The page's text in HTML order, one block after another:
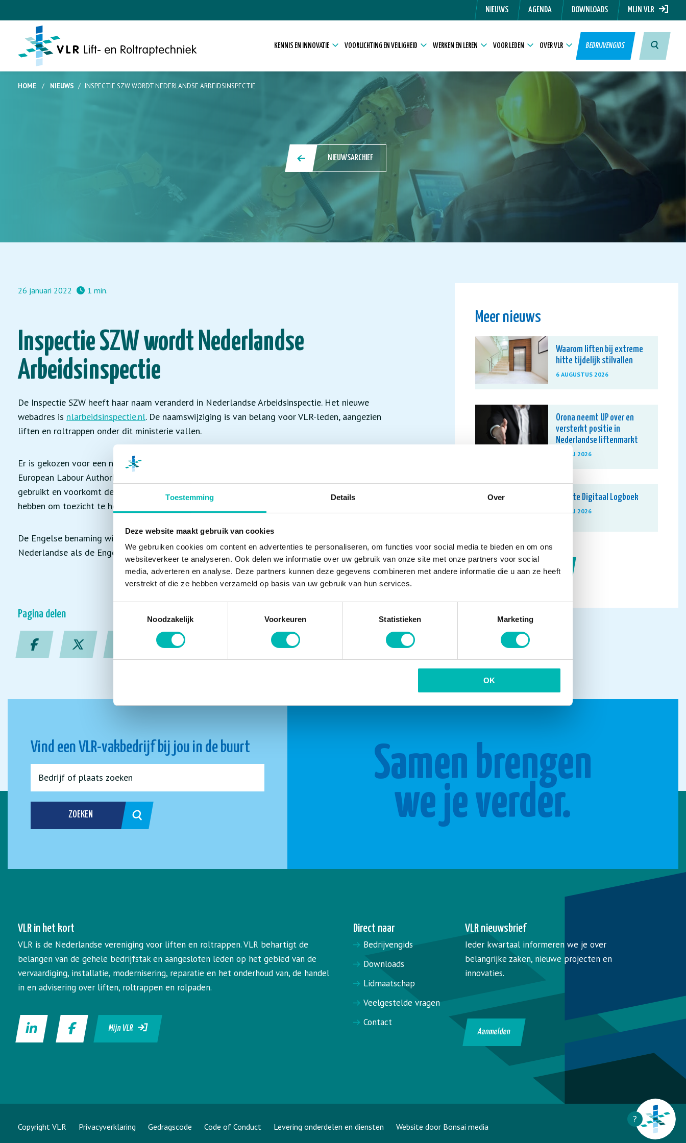
Toestemming Details Over
Deze website maakt gebruik van cookies
We gebruiken cookies om content en advertenties te personaliseren, om functies voor social media te bieden en om ons
websiteverkeer te analyseren. Ook delen we informatie over uw gebruik van onze site met onze partners voor social
media, adverteren en analyse. Deze partners kunnen deze gegevens combineren met andere informatie die u aan ze heeft
verstrekt of die ze hebben verzameld op basis van uw gebruik van hun services.
Noodzakelijk
Voorkeuren Statistieken Marketing
OK
NIEUWS AGENDA DOWNLOADS MIJN VLR
KENNIS EN INNOVATIE VOORLICHTING EN VEILIGHEID WERKEN EN LEREN VOOR LEDEN OVER VLR BEDRIJVENGIDS
HOME / NIEUWS / INSPECTIE SZW WORDT NEDERLANDSE ARBEIDSINSPECTIE
NIEUWSARCHIEF
26 januari 2022 1 min.
Inspectie SZW wordt Nederlandse
Arbeidsinspectie
De Inspectie SZW heeft haar naam veranderd in Nederlandse Arbeidsinspectie. Het nieuwe
webadres is nlarbeidsinspectie.nl. De naamswijziging is van belang voor VLR-leden, aangezien
liften en roltrappen onder dit ministerie vallen.
Er is gekozen voor een naamswijziging door de komst van de Europese arbeidsautoriteit
European Labour Authority. Daarnaast wordt de naam Arbeidsinspectie in de praktijk veel
gebruikt en voorkomt de nieuwe naam het misverstand dat de Inspectie SZW als taak zou
hebben om toezicht te houden op onderdelen van het ministerie van SZW.
De Engelse benaming wijzigt ook en is voortaan ‘Netherlands Labour Authority’. Zowel de
Nederlandse als de Engelse naam wordt afgekort tot NLA.
Pagina delen
Meer nieuws
Waarom liften bij extreme
hitte tijdelijk stilvallen
6 AUGUSTUS 2026
Orona neemt UP over en
versterkt positie in
Nederlandse liftenmarkt
13 JULI 2026
Update Digitaal Logboek
13 JULI 2026
NIEUWSARCHIEF
Vind een VLR-vakbedrijf bij jou in de buurt
ZOEKEN
Samen brengen
we je verder.
VLR in het kort
VLR is de Nederlandse vereniging voor liften en roltrappen. VLR behartigt de
belangen van de gehele bedrijfstak en aangesloten leden op het gebied van de
vervaardiging, installatie, modernisering, reparatie en het onderhoud van, de handel
in en advisering over liften, roltrappen en rolpaden.
Mijn VLR
Direct naar
Bedrijvengids
Downloads
Lidmaatschap
Veelgestelde vragen
Contact
VLR nieuwsbrief
Ieder kwartaal informeren we je over
belangrijke zaken, nieuwe projecten en
innovaties.
Aanmelden
Copyright VLR Privacyverklaring Gedragscode Code of Conduct Levering onderdelen en diensten Website door Bonsai media
?